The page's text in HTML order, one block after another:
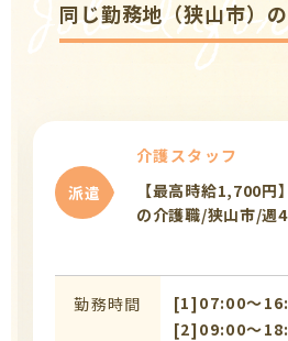
Job
同じ勤務地（狭山市）
派遣
介護スタッフ
【最高時給1,700円
の介護職/狭山市/週
勤務時間
[1]07:00〜
[2]09:00〜